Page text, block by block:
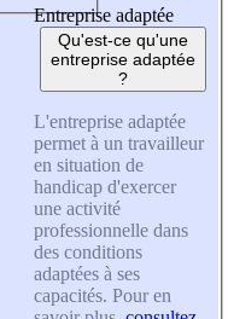
Entreprise adaptée
Qu'est-ce qu'une
entreprise adaptée
?
L'entreprise adaptée
permet à un travailleur
en situation de
handicap d'exercer
une activité
professionnelle dans
des conditions
adaptées à ses
capacités. Pour en